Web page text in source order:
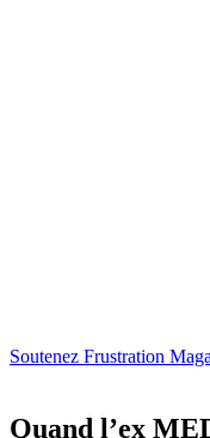
Soutenez Frustration
Quand l’ex